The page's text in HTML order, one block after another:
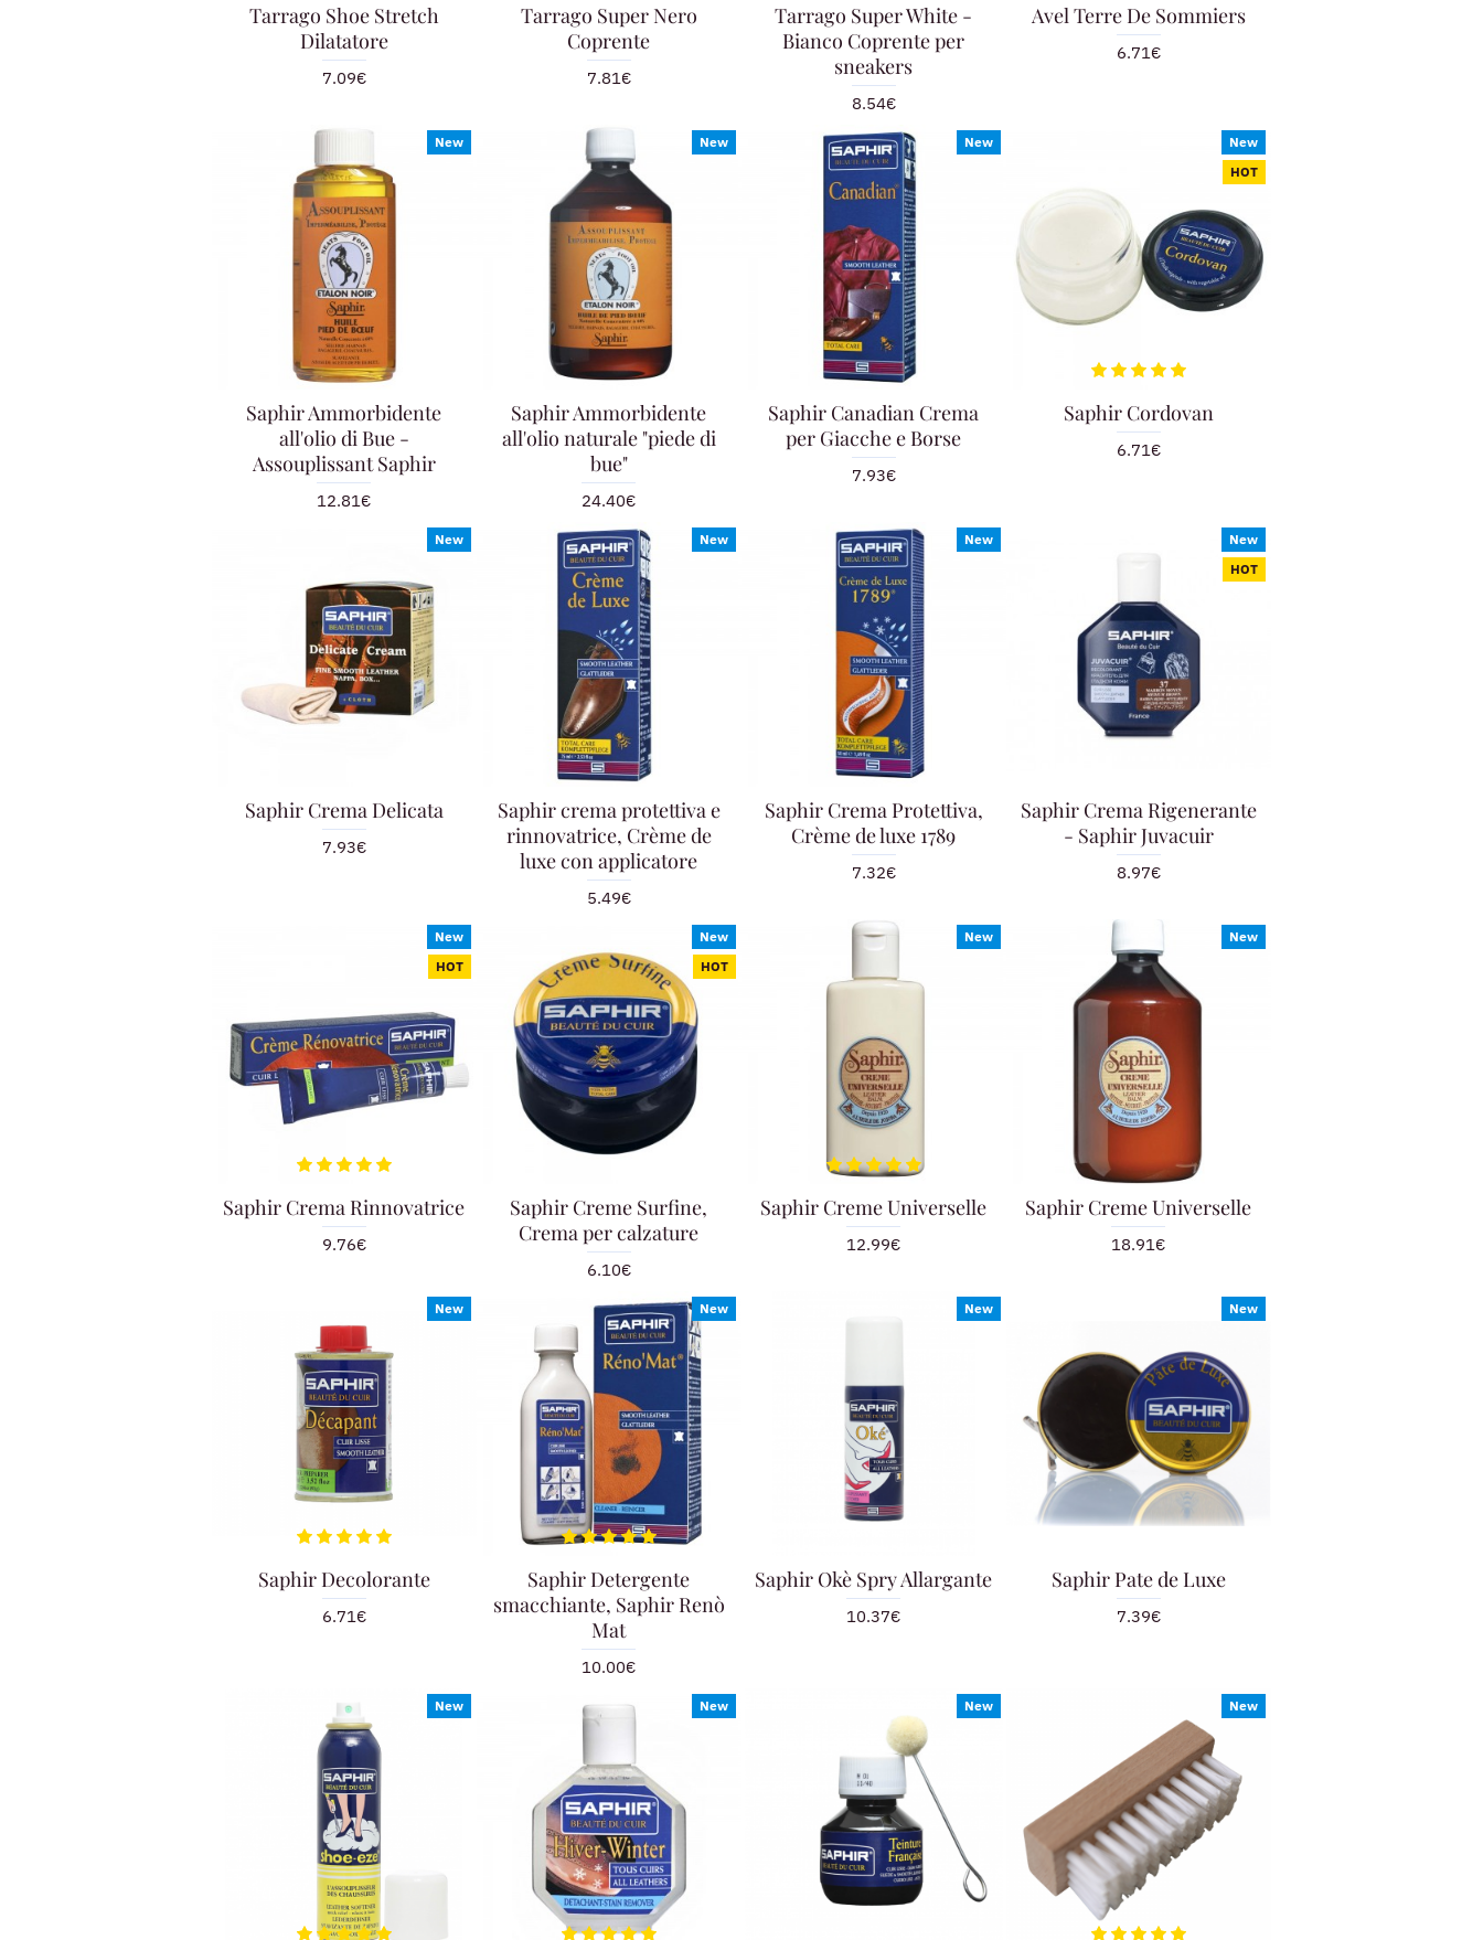
Tarrago Shoe Stretch
Dilatatore
7.09€
Tarrago Super Nero
Coprente
7.81€
Tarrago Super White -
Bianco Coprente per
sneakers
8.54€
Avel Terre De Sommiers
6.71€
New
Saphir Ammorbidente
all'olio di Bue -
Assouplissant Saphir
12.81€
New
Saphir Ammorbidente
all'olio naturale "piede di
bue"
24.40€
New
Saphir Canadian Crema
per Giacche e Borse
7.93€
New
HOT
Saphir Cordovan
6.71€
New
Saphir Crema Delicata
7.93€
New
Saphir crema protettiva e
rinnovatrice, Crème de
luxe con applicatore
5.49€
New
Saphir Crema Protettiva,
Crème de luxe 1789
7.32€
New
HOT
Saphir Crema Rigenerante
- Saphir Juvacuir
8.97€
New
HOT
Saphir Crema Rinnovatrice
9.76€
New
HOT
Saphir Creme Surfine,
Crema per calzature
6.10€
New
Saphir Creme Universelle
12.99€
New
Saphir Creme Universelle
18.91€
New
Saphir Decolorante
6.71€
New
Saphir Detergente
smacchiante, Saphir Renò
Mat
10.00€
New
Saphir Okè Spry Allargante
10.37€
New
Saphir Pate de Luxe
7.39€
New New New New